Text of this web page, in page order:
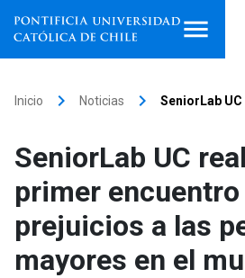
Facultades, escuelas e
institutos
Investigación
Inicio keyboard_arrow_right Noticias keyboard_arrow_right SeniorLab
SeniorLab UC
primer
prejuicios a las
mayores en el